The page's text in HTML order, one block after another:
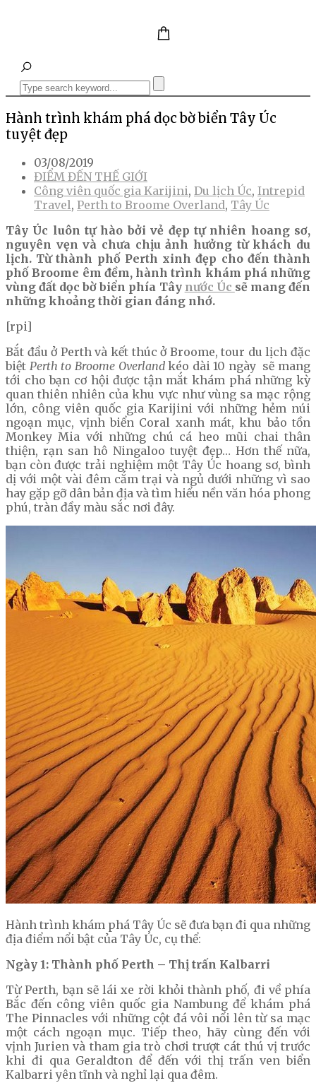
Hành trình khám phá dọc bờ biển Tây Úc
tuyệt đẹp
03/08/2019
ĐIỂM ĐẾN THẾ GIỚI
Công viên quốc gia Karijini, Du lịch Úc, Intrepid
Travel, Perth to Broome Overland, Tây Úc
Tây Úc luôn tự hào bởi vẻ đẹp tự nhiên hoang sơ,
nguyên vẹn và chưa chịu ảnh hưởng từ khách du
lịch. Từ thành phố Perth xinh đẹp cho đến thành
phố Broome êm đềm, hành trình khám phá những
vùng đất dọc bờ biển phía Tây nước Úc sẽ mang đến
những khoảng thời gian đáng nhớ.
[rpi]
Bắt đầu ở Perth và kết thúc ở Broome, tour du lịch đặc
biệt Perth to Broome Overlandkéo dài 10 ngày sẽ mang
tới cho bạn cơ hội được tận mắt khám phá những kỳ
quan thiên nhiên của khu vực như vùng sa mạc rộng
lớn, công viên quốc gia Karijini với những hẻm núi
ngoạn mục, vịnh biển Coral xanh mát, khu bảo tồn
Monkey Mia với những chú cá heo mũi chai thân
thiện, rạn san hô Ningaloo tuyệt đẹp… Hơn thế nữa,
bạn còn được trải nghiệm một Tây Úc hoang sơ, bình
dị với một vài đêm cắm trại và ngủ dưới những vì sao
hay gặp gỡ dân bản địa và tìm hiểu nền văn hóa phong
phú, tràn đầy màu sắc nơi đây.
Hành trình khám phá Tây Úc sẽ đưa bạn đi qua những
địa điểm nổi bật của Tây Úc, cụ thể:
Ngày 1: Thành phố Perth – Thị trấn Kalbarri
Từ Perth, bạn sẽ lái xe rời khỏi thành phố, đi về phía
Bắc đến công viên quốc gia Nambung để khám phá
The Pinnacles với những cột đá vôi nổi lên từ sa mạc
một cách ngoạn mục. Tiếp theo, hãy cùng đến với
vịnh Jurien và tham gia trò chơi trượt cát thú vị trước
khi đi qua Geraldton để đến với thị trấn ven biển
Kalbarri yên tĩnh và nghỉ lại qua đêm.